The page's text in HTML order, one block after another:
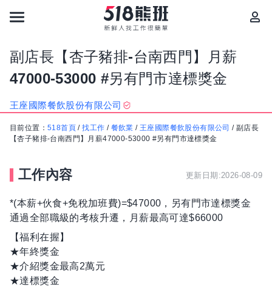
副店長【杏子豬排-台南西門】月薪
47000-53000 #另有門市達標獎金
王座國際餐飲股份有限公司
目前位置： 518首頁 /找工作 / 餐飲業 / 王座國際餐飲股份有限公司 /副店長
【杏子豬排-台南西門】月薪47000-53000 #另有門市達標獎金
工作內容 更新日期:2026-08-09
*(本薪+伙食+免稅加班費)=$47000，另有門市達標獎金
通過全部職級的考核升遷，月薪最高可達$66000
【福利在握】
★年終獎金
★介紹獎金最高2萬元
★達標獎金